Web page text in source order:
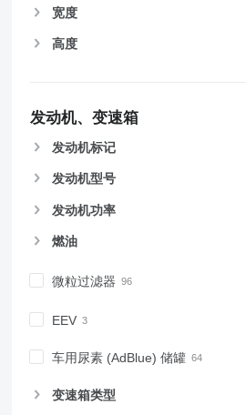
宽度
高度
发动机、变速箱
发动机标记
发动机型号
发动机功率
燃油
微粒过滤器
EEV
车用尿素 (AdBlue) 储罐
变速箱类型